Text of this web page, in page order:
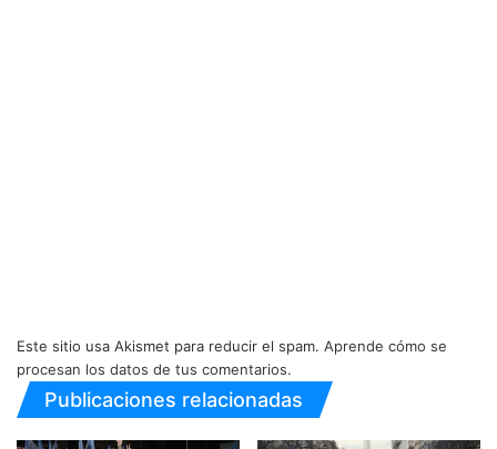
Este sitio usa Akismet para reducir el spam. Aprende cómo se
procesan los datos de tus comentarios.
Publicaciones relacionadas